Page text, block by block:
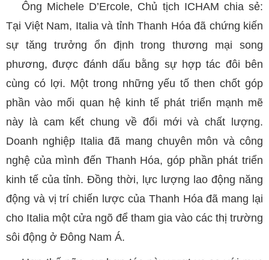
Ông Michele D’Ercole, Chủ tịch ICHAM chia sẻ:
Tại Việt Nam, Italia và tỉnh Thanh Hóa đã chứng kiến
sự tăng trưởng ổn định trong thương mại song
phương, được đánh dấu bằng sự hợp tác đôi bên
cùng có lợi. Một trong những yếu tố then chốt góp
phần vào mối quan hệ kinh tế phát triển mạnh mẽ
này là cam kết chung về đổi mới và chất lượng.
Doanh nghiệp Italia đã mang chuyên môn và công
nghệ của mình đến Thanh Hóa, góp phần phát triển
kinh tế của tỉnh. Đồng thời, lực lượng lao động năng
động và vị trí chiến lược của Thanh Hóa đã mang lại
cho Italia một cửa ngõ để tham gia vào các thị trường
sôi động ở Đông Nam Á.